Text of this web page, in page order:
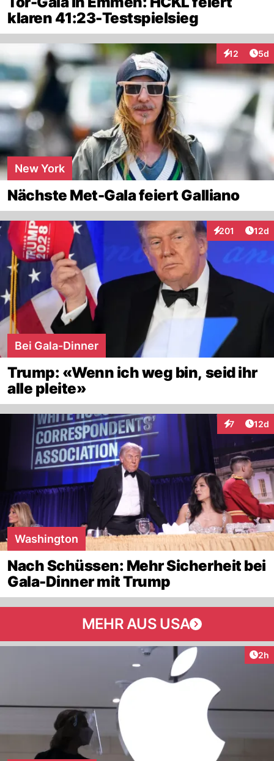
klaren 41:23-Testspielsieg
12
Interaktionen
5d
New York
Nächste Met-Gala feiert Galliano
201
Interaktionen
12d
Bei Gala-Dinner
Trump: «Wenn ich weg bin, seid ihr
alle pleite»
7 12d
Washington
Nach Schüssen: Mehr Sicherheit bei
Gala-Dinner mit Trump
MEHR AUS USA
2h